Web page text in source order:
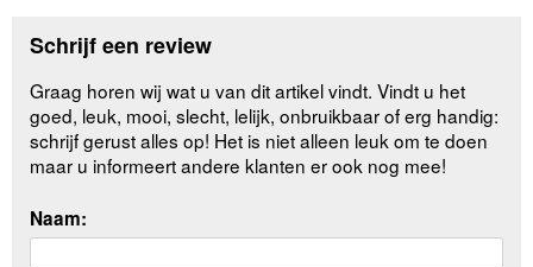
Schrijf een review
Graag horen wij wat u van dit artikel vindt. Vindt u het
goed, leuk, mooi, slecht, lelijk, onbruikbaar of erg handig:
schrijf gerust alles op! Het is niet alleen leuk om te doen
maar u informeert andere klanten er ook nog mee!
Naam: